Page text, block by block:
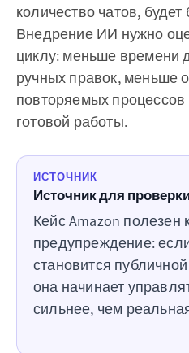
количество чатов,
Внедрение ИИ нужно
циклу: меньше времени
ручных правок, меньше
повторяемых
готовой работы.
ИСТОЧНИК
Источник для
Кейс Amazon полезен
предупреждение:
становится
она начинает
сильнее, чем